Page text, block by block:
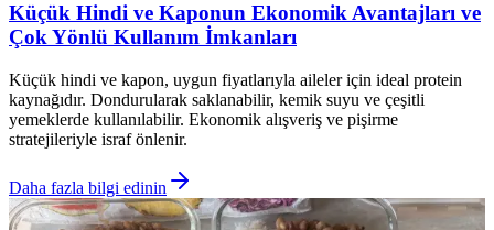
Küçük Hindi ve Kaponun Ekonomik Avantajları ve
Çok Yönlü Kullanım İmkanları
Küçük hindi ve kapon, uygun fiyatlarıyla aileler için ideal protein
kaynağıdır. Dondurularak saklanabilir, kemik suyu ve çeşitli
yemeklerde kullanılabilir. Ekonomik alışveriş ve pişirme
stratejileriyle israf önlenir.
Daha fazla bilgi edinin